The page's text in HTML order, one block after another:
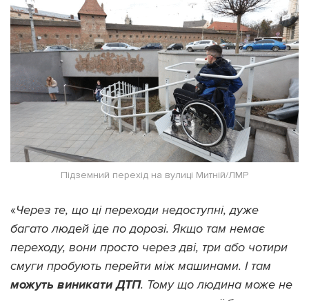
Підземний перехід на вулиці Митній/ЛМР
«Через те, що ці переходи недоступні, дуже
багато людей іде по дорозі. Якщо там немає
переходу, вони просто через дві, три або чотири
смуги пробують перейти між машинами. І там
можуть виникати ДТП. Тому що людина може не